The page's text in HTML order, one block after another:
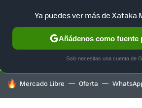
SELECCIÓN GAMING HOME
HOY SE HABLA DE
Mercado Libre Oferta
Ya puedes ver más de Xataka
Añádenos como fuente
Solo necesitas una cuenta de